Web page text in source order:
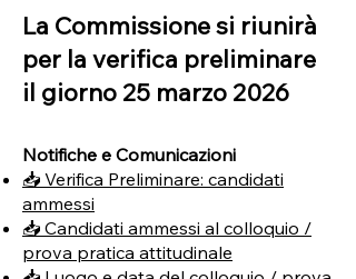
La Commissione si riunirà
per la verifica preliminare
il giorno 25 marzo 2026
Notifiche e Comunicazioni
📥 Verifica Preliminare: candidati
ammessi
📥 Candidati ammessi al colloquio /
prova pratica attitudinale